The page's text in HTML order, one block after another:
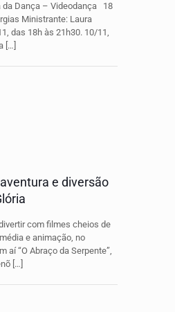
da Dança – Videodança 18
Ministrante: Laura
das 18h às 21h30. 10/11,
[…]
e diversão
com filmes cheios de
e animação, no
aí “O Abraço da Serpente”,
[…]